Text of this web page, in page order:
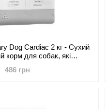
Dog Cardiac 2 кг - Сухий
корм для собак, які
486 грн